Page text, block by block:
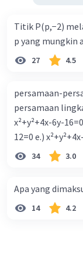
Titik P(p,−2)
p yang mungkin
27 4.5
persamaan-
persamaan lingkaran adalah
x²+y²+4x-6y-
12=0 e.)
34 3.0
Apa yang
14 4.2